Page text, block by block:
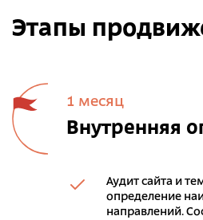
Этапы
1 месяц
Внутренняя
Аудит сайта и
определение
направлений.